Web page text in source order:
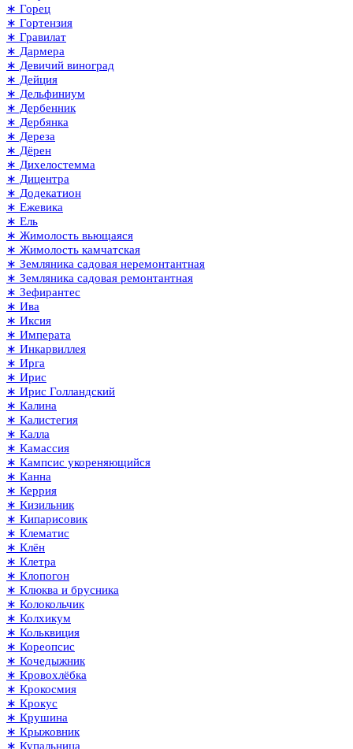
∗ Горец
∗ Гортензия
∗ Гравилат
∗ Дармера
∗ Девичий виноград
∗ Дейция
∗ Дельфиниум
∗ Дербенник
∗ Дербянка
∗ Дереза
∗ Дёрен
∗ Дихелостемма
∗ Дицентра
∗ Додекатион
∗ Ежевика
∗ Ель
∗ Жимолость вьющаяся
∗ Жимолость камчатская
∗ Земляника садовая неремонтантная
∗ Земляника садовая ремонтантная
∗ Зефирантес
∗ Ива
∗ Иксия
∗ Императа
∗ Инкарвиллея
∗ Ирга
∗ Ирис
∗ Ирис Голландский
∗ Калина
∗ Калистегия
∗ Калла
∗ Камассия
∗ Кампсис укореняющийся
∗ Канна
∗ Керрия
∗ Кизильник
∗ Кипарисовик
∗ Клематис
∗ Клён
∗ Клетра
∗ Клопогон
∗ Клюква и брусника
∗ Колокольчик
∗ Колхикум
∗ Кольквиция
∗ Кореопсис
∗ Кочедыжник
∗ Кровохлёбка
∗ Крокосмия
∗ Крокус
∗ Крушина
∗ Крыжовник
∗ Купальница